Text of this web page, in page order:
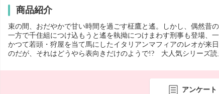
商品紹介
束の間、おだやかで甘い時間を過ごす柾鷹と遙。しかし、偶然昔
一方で千住組につけ込もうと遙を執拗につけまわす刑事も登場、
かつて若頭・狩屋を当て馬にしたイタリアンマフィアのレオが来
のだが、それはどうやら表向きだけのようで!? 大人気シリーズ
アンケート